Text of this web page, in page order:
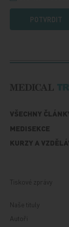
POTVRDIT
VŠECHNY
MEDISEKCE
KURZY A
Tiskové zprávy
Naše tituly
Autoři